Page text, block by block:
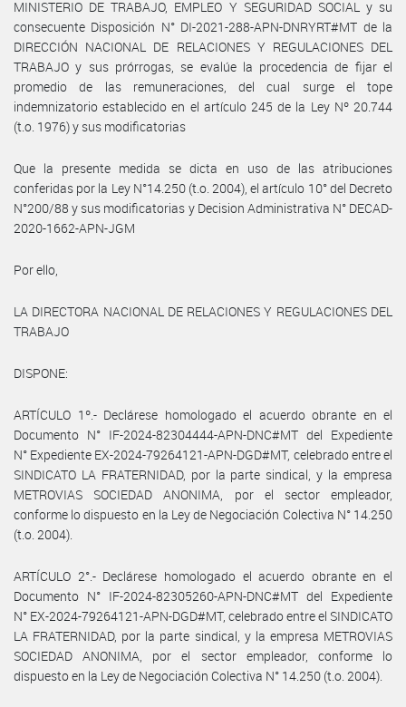
MINISTERIO DE TRABAJO, EMPLEO Y SEGURIDAD SOCIAL y su
consecuente Disposición N° DI-2021-288-APN-DNRYRT#MT de la
DIRECCIÓN NACIONAL DE RELACIONES Y REGULACIONES DEL
TRABAJO y sus prórrogas, se evalúe la procedencia de fijar el
promedio de las remuneraciones, del cual surge el tope
indemnizatorio establecido en el artículo 245 de la Ley Nº 20.744
(t.o. 1976) y sus modificatorias
Que la presente medida se dicta en uso de las atribuciones
conferidas por la Ley N°14.250 (t.o. 2004), el artículo 10° del Decreto
N°200/88 y sus modificatorias y Decision Administrativa N° DECAD-
2020-1662-APN-JGM
Por ello,
LA DIRECTORA NACIONAL DE RELACIONES Y REGULACIONES DEL
TRABAJO
DISPONE:
ARTÍCULO 1º.- Declárese homologado el acuerdo obrante en el
Documento N° IF-2024-82304444-APN-DNC#MT del Expediente
N° Expediente EX-2024-79264121-APN-DGD#MT, celebrado entre el
SINDICATO LA FRATERNIDAD, por la parte sindical, y la empresa
METROVIAS SOCIEDAD ANONIMA, por el sector empleador,
conforme lo dispuesto en la Ley de Negociación Colectiva N° 14.250
(t.o. 2004).
ARTÍCULO 2°.- Declárese homologado el acuerdo obrante en el
Documento N° IF-2024-82305260-APN-DNC#MT del Expediente
N° EX-2024-79264121-APN-DGD#MT, celebrado entre el SINDICATO
LA FRATERNIDAD, por la parte sindical, y la empresa METROVIAS
SOCIEDAD ANONIMA, por el sector empleador, conforme lo
dispuesto en la Ley de Negociación Colectiva N° 14.250 (t.o. 2004).